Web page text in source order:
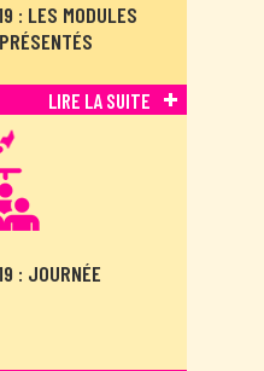
: LES MODULES
LIRE LA SUITE
: JOURNÉE